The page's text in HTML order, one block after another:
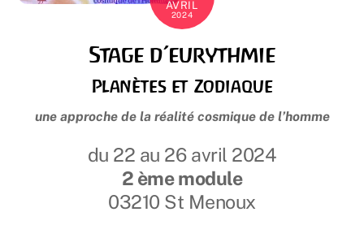
AVRIL
2024
Stage d’eurythmie
Planètes et Zodiaque
une approche de la réalité cosmique de l’homme
du 22 au 26 avril 2024
2 ème module
03210 St Menoux